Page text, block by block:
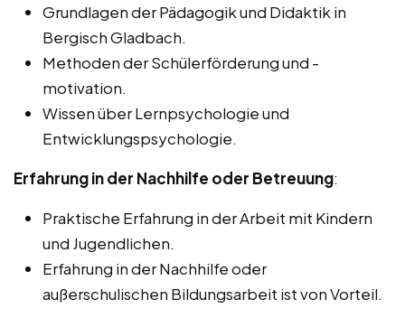
Grundlagen der Pädagogik und Didaktik in
Bergisch Gladbach.
Methoden der Schülerförderung und -
motivation.
Wissen über Lernpsychologie und
Entwicklungspsychologie.
Erfahrung in der Nachhilfe oder Betreuung:
Praktische Erfahrung in der Arbeit mit Kindern
und Jugendlichen.
Erfahrung in der Nachhilfe oder
außerschulischen Bildungsarbeit ist von Vorteil.